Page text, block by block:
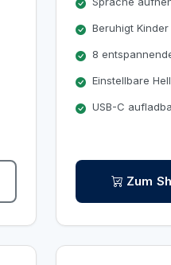
Beruhigt
8
Einstellbare
USB-C
Zum